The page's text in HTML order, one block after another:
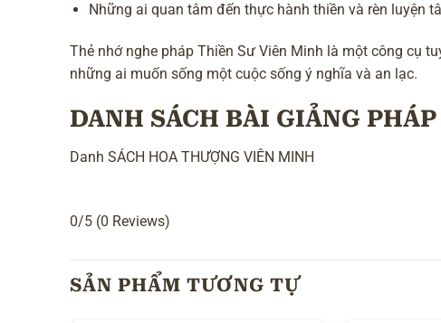
Những ai quan tâm đến thực hành thiền và rèn luyện
Thẻ nhớ nghe pháp Thiền Sư Viên Minh là một công cụ
những ai muốn sống một cuộc sống ý nghĩa và an lạc.
DANH SÁCH BÀI GIẢNG
Danh SÁCH HOA THƯỢNG VIÊN MINH
0/5 (0 Reviews)
SẢN PHẨM TƯƠNG TỰ